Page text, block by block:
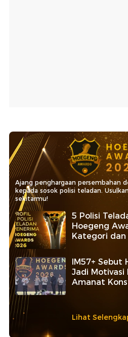
Ajang penghargaan persembahan
kepada sosok polisi teladan.
sekitarmu!
5 Polisi
Hoegeng
Kategori dan
IM57+ Sebut
Jadi Motivasi
Amanat
Lihat